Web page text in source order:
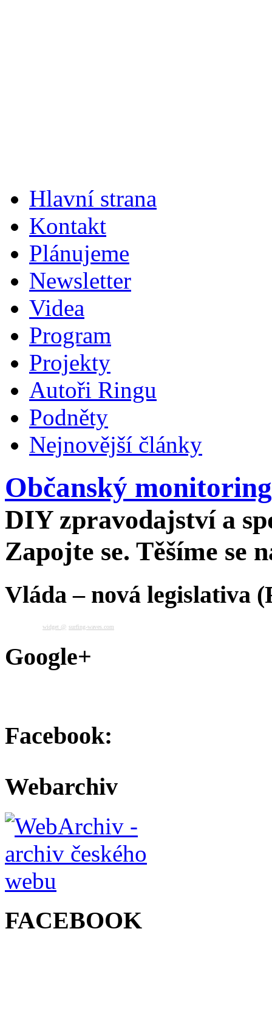
Hlavní strana
Kontakt
Plánujeme
Newsletter
Videa
Program
Projekty
Autoři Ringu
Podněty
Nejnovější články
Občanský monitoring
DIY zpravodajství a
Zapojte se. Těšíme se
Vláda – nová legislativa
widget @ surfing-waves.com
Google+
Facebook:
Webarchiv
FACEBOOK